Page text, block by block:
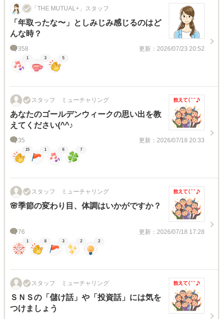
「THE MUTUAL+」スタッフ
「年取ったな〜」としみじみ感じるのはど
んな時？
358 更新：2026/07/23 20:52
1 3 5
スタッフ ミューチャリング
あなたのゴールデンウィークの思い出を教
えてください(^^♪
35 更新：2026/07/18 20:33
15 1 6 7
スタッフ ミューチャリング
🌸季節の変わり目、体調はいかがですか？
76 更新：2026/07/18 17:28
1 8 3 2 2
スタッフ ミューチャリング
ＳＮＳの「儲け話」や「投資話」には気を
つけましょう